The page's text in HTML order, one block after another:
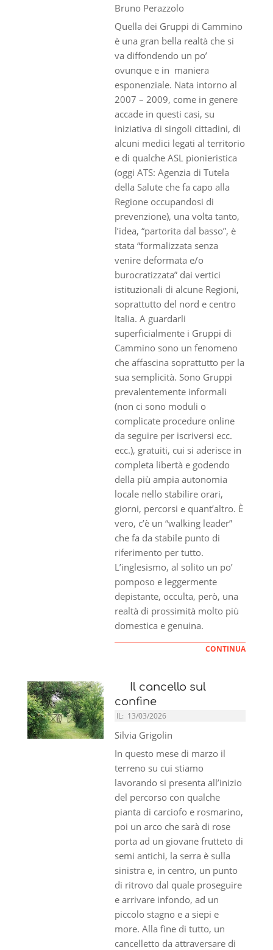
Bruno Perazzolo
Quella dei Gruppi di Cammino
è una gran bella realtà che si
va diffondendo un po’
ovunque e in maniera
esponenziale. Nata intorno al
2007 – 2009, come in genere
accade in questi casi, su
iniziativa di singoli cittadini, di
alcuni medici legati al territorio
e di qualche ASL pionieristica
(oggi ATS: Agenzia di Tutela
della Salute che fa capo alla
Regione occupandosi di
prevenzione), una volta tanto,
l’idea, “partorita dal basso”, è
stata “formalizzata senza
venire deformata e/o
burocratizzata” dai vertici
istituzionali di alcune Regioni,
soprattutto del nord e centro
Italia. A guardarli
superficialmente i Gruppi di
Cammino sono un fenomeno
che affascina soprattutto per la
sua semplicità. Sono Gruppi
prevalentemente informali
(non ci sono moduli o
complicate procedure online
da seguire per iscriversi ecc.
ecc.), gratuiti, cui si aderisce in
completa libertà e godendo
della più ampia autonomia
locale nello stabilire orari,
giorni, percorsi e quant’altro. È
vero, c’è un “walking leader”
che fa da stabile punto di
riferimento per tutto.
L’inglesismo, al solito un po’
pomposo e leggermente
depistante, occulta, però, una
realtà di prossimità molto più
domestica e genuina.
CONTINUA
Il cancello sul
confine
IL: 13/03/2026
Silvia Grigolin
In questo mese di marzo il
terreno su cui stiamo
lavorando si presenta all’inizio
del percorso con qualche
pianta di carciofo e rosmarino,
poi un arco che sarà di rose
porta ad un giovane frutteto di
semi antichi, la serra è sulla
sinistra e, in centro, un punto
di ritrovo dal quale proseguire
e arrivare infondo, ad un
piccolo stagno e a siepi e
more. Alla fine di tutto, un
cancelletto da attraversare di